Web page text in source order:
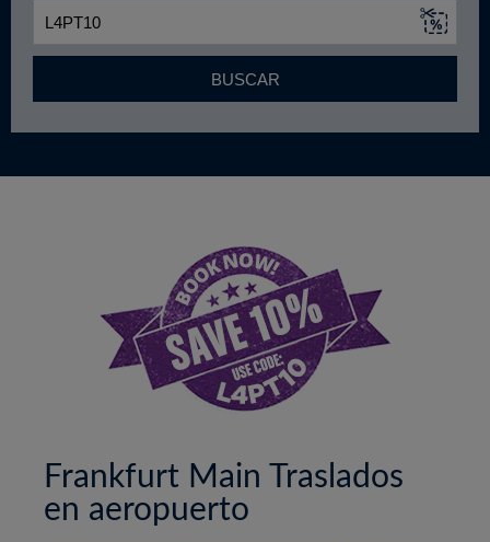
BUSCAR
Frankfurt Main Traslados
en aeropuerto